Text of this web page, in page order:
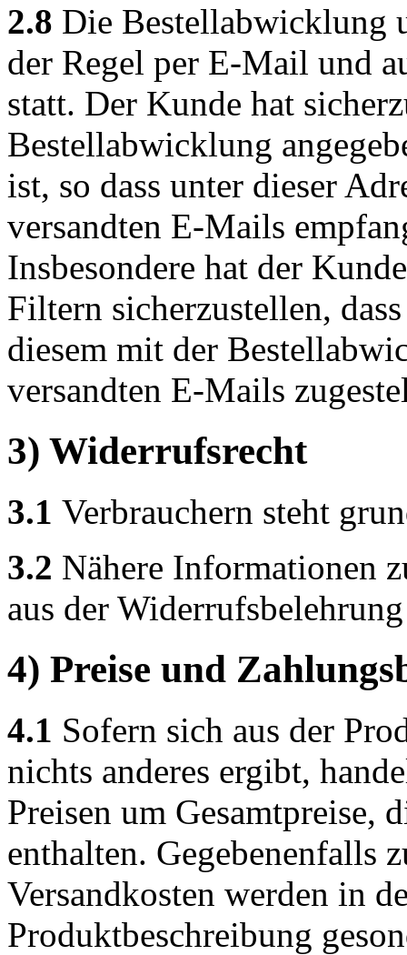
2.8 Die Bestellabwicklung
der Regel per E-Mail und
statt. Der Kunde hat
Bestellabwicklung
ist, so dass unter dieser
versandten E-Mails
Insbesondere hat der
Filtern sicherzustellen,
diesem mit der
versandten E-Mails
3) Widerrufsrecht
3.1 Verbrauchern steht
3.2 Nähere Informationen
aus der
4) Preise und
4.1 Sofern sich aus der
nichts anderes ergibt,
Preisen um Gesamtpreise,
enthalten. Gegebenenfalls
Versandkosten werden in
Produktbeschreibung